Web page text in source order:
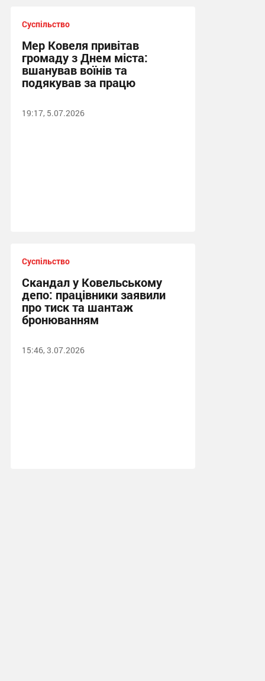
Суспільство
Мер Ковеля привітав
громаду з Днем міста:
вшанував воїнів та
подякував за працю
19:17, 5.07.2026
Суспільство
Скандал у Ковельському
депо: працівники заявили
про тиск та шантаж
бронюванням
15:46, 3.07.2026